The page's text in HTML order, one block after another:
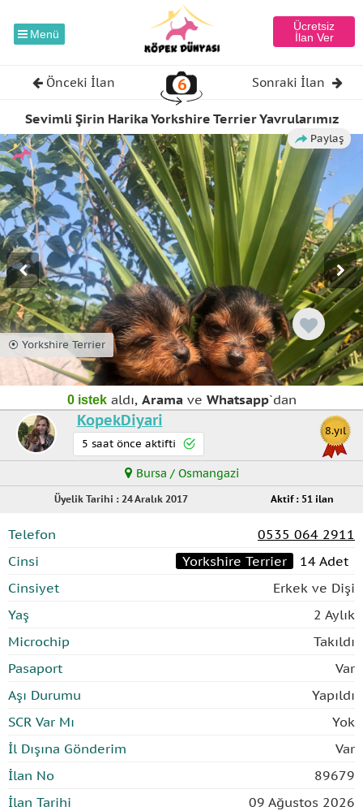
Menü
Ücretsiz
İlan Ver
Önceki İlan 6 Sonraki İlan
Sevimli Şirin Harika Yorkshire Terrier Yavrularımız
Paylaş
⦿ Yorkshire Terrier
0 istekaldı, Aramave Whatsapp`dan
8.yıl
KopekDiyari
5 saat önce aktifti
Bursa / Osmangazi
Üyelik Tarihi : 24 Aralık 2017 Aktif : 51 ilan
Telefon
0535 064 2911
Cinsi
Yorkshire Terrier
14 Adet
Cinsiyet
Erkek ve Dişi
Yaş
2 Aylık
Microchip
Takıldı
Pasaport
Var
Aşı Durumu
Yapıldı
SCR Var Mı
Yok
İl Dışına Gönderim
Var
İlan No
89679
İlan Tarihi
09 Ağustos 2026